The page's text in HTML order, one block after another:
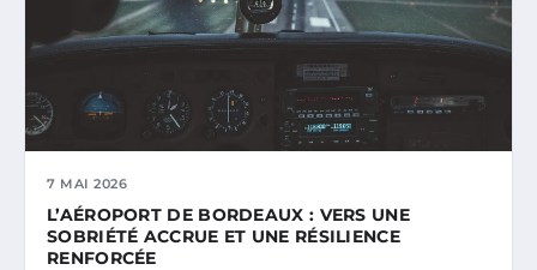
7 MAI 2026
L’AÉROPORT DE BORDEAUX : VERS UNE
SOBRIÉTÉ ACCRUE ET UNE RÉSILIENCE
RENFORCÉE